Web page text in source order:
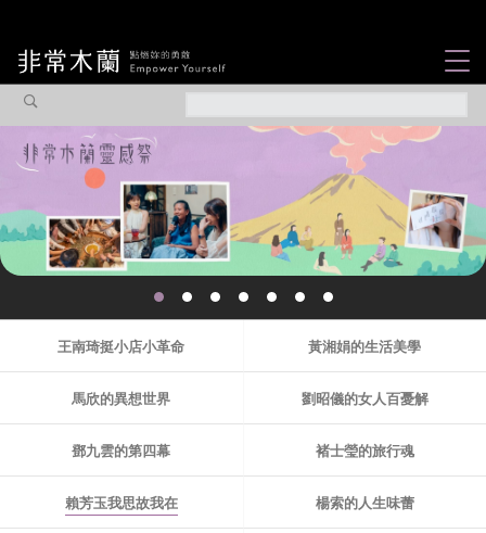
焦點企劃
社會企業
王南琦挺小店小革命 黃湘娟的生活美學
馬欣的異想世界 劉昭儀的女人百憂解
鄧九雲的第四幕 褚士瑩的旅行魂
賴芳玉我思故我在 楊索的人生味蕾